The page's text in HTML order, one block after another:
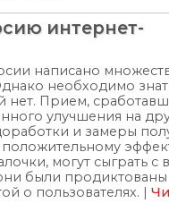
интернет-
написано
необходимо
нет. Прием,
улучшения на
и замеры
положительному
могут сыграть с
были продиктованы
о пользователях. |